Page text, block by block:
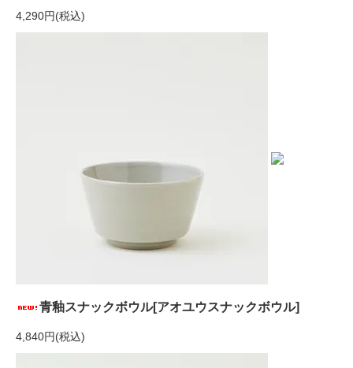
4,290円(税込)
青釉スナックボウル[アオユウスナックボウル]
4,840円(税込)